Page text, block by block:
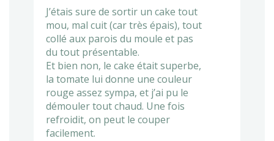
J’étais sure de sortir un cake tout
mou, mal cuit (car très épais), tout
collé aux parois du moule et pas
du tout présentable.
Et bien non, le cake était superbe,
la tomate lui donne une couleur
rouge assez sympa, et j’ai pu le
démouler tout chaud. Une fois
refroidit, on peut le couper
facilement.